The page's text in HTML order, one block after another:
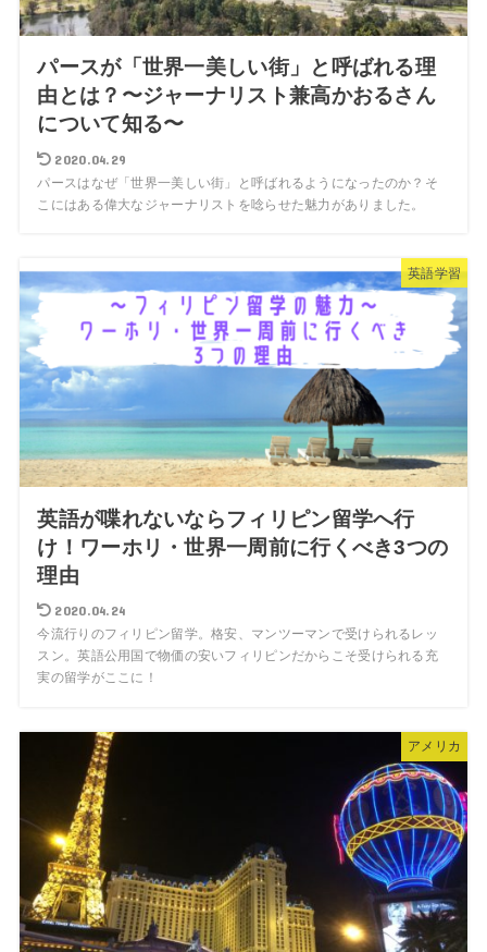
パースが「世界一美しい街」と呼ばれる理
由とは？〜ジャーナリスト兼高かおるさん
について知る〜
2020.04.29
パースはなぜ「世界一美しい街」と呼ばれるようになったのか？そ
こにはある偉大なジャーナリストを唸らせた魅力がありました。
英語学習
英語が喋れないならフィリピン留学へ行
け！ワーホリ・世界一周前に行くべき3つの
理由
2020.04.24
今流行りのフィリピン留学。格安、マンツーマンで受けられるレッ
スン。英語公用国で物価の安いフィリピンだからこそ受けられる充
実の留学がここに！
アメリカ